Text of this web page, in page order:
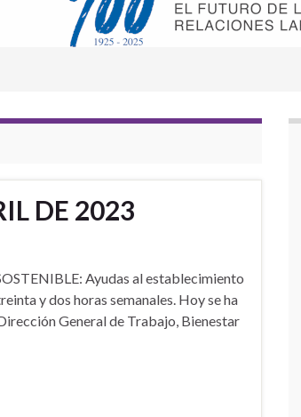
DE 2023
Ayudas al establecimiento
y dos horas semanales. Hoy se ha
General de Trabajo, Bienestar